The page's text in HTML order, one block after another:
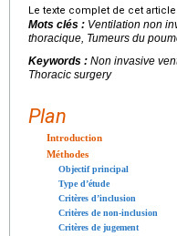
Le texte complet de cet
Mots clés : Ventilation non
thoracique, Tumeurs du
Keywords : Non invasive
Thoracic surgery
Plan
Introduction
Méthodes
Objectif principal
Type d’étude
Critères d’inclusion
Critères de non-inclusion
Critères de jugement